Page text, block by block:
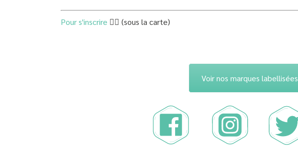
Pour s'inscrire 👇🏻 (sous la carte)
Voir nos marques labellisées